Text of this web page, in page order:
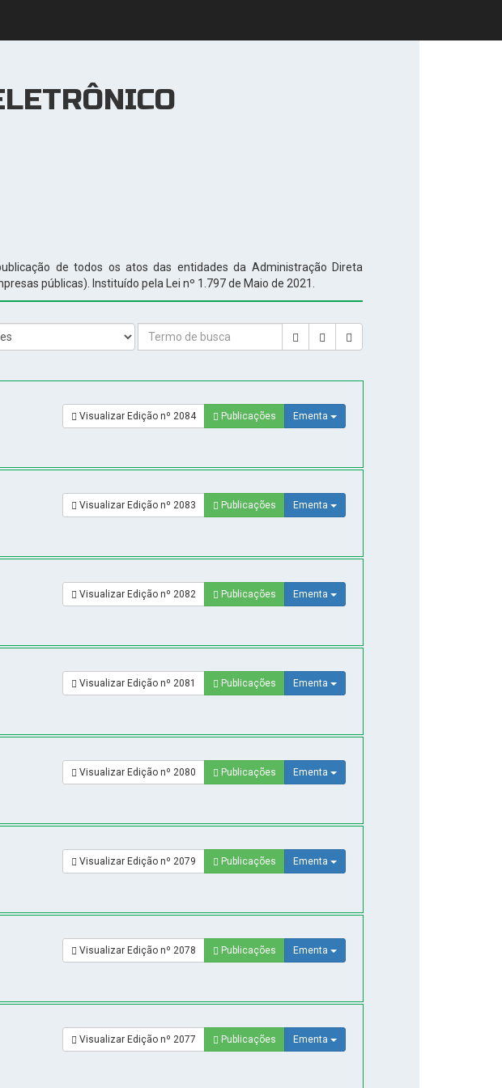
de todos os atos das entidades da Administração Direta
públicas). Instituído pela Lei nº 1.797 de Maio de 2021.
CloseDate Search
Visualizar Edição nº 2084 Publicações Ementa
Visualizar Edição nº 2083 Publicações Ementa
Visualizar Edição nº 2082 Publicações Ementa
Visualizar Edição nº 2081 Publicações Ementa
Visualizar Edição nº 2080 Publicações Ementa
Visualizar Edição nº 2079 Publicações Ementa
Visualizar Edição nº 2078 Publicações Ementa
Visualizar Edição nº 2077 Publicações Ementa